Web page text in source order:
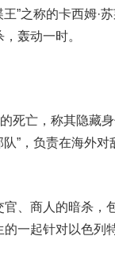
”之称的卡西姆·
轰动一时。
死亡，称其隐藏
”，负责在海外
、商人的暗杀，
一起针对以色列